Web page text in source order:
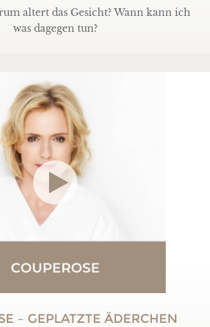
altert das Gesicht? Wann kann ich
was dagegen tun?
– GEPLATZTE ÄDERCHEN